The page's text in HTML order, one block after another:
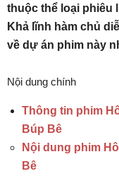
thuộc thể loại phiêu
Khả lĩnh hàm chủ
về dự án phim này
Nội dung chính
Thông tin phim
Búp Bê
Nội dung phim
Bê